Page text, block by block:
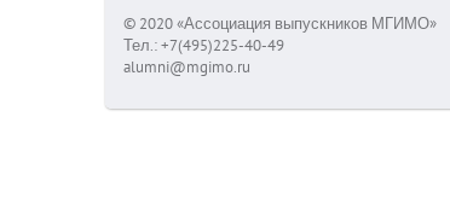
© 2020 «Ассоциация выпускников МГИМО»
Тел.: +7(495)225-40-49
alumni@mgimo.ru